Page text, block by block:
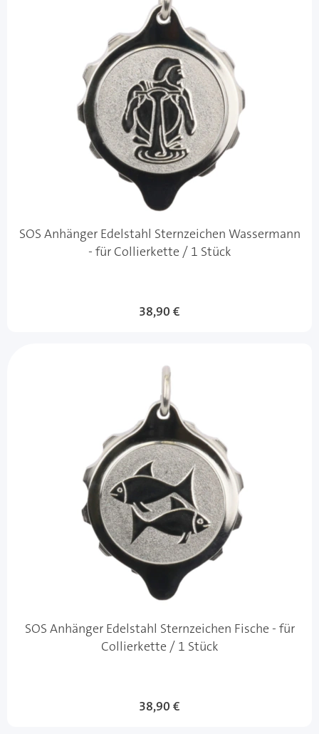
SOS Anhänger Edelstahl Sternzeichen Wassermann
- für Collierkette / 1 Stück
38,90 €
SOS Anhänger Edelstahl Sternzeichen Fische - für
Collierkette / 1 Stück
38,90 €